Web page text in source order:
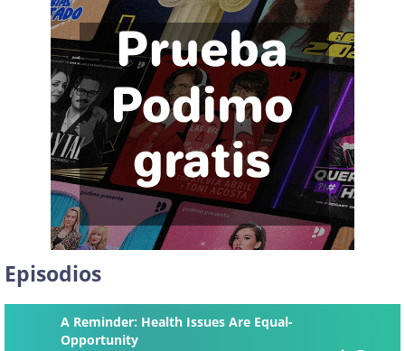
Episodios
A Reminder: Health Issues Are Equal-
Opportunity